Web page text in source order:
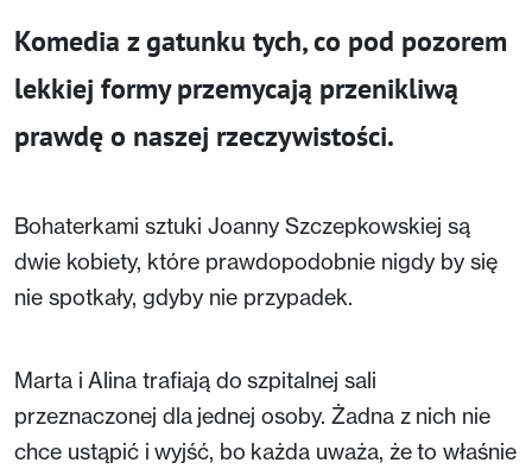
Komedia z gatunku tych, co pod pozorem
lekkiej formy przemycają przenikliwą
prawdę o naszej rzeczywistości.
Bohaterkami sztuki Joanny Szczepkowskiej są
dwie kobiety, które prawdopodobnie nigdy by się
nie spotkały, gdyby nie przypadek.
Marta i Alina trafiają do szpitalnej sali
przeznaczonej dla jednej osoby. Żadna z nich nie
chce ustąpić i wyjść, bo każda uważa, że to właśnie